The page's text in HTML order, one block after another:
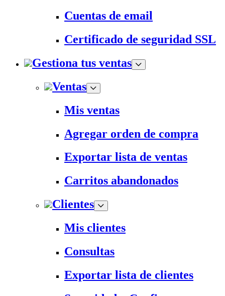
Cuentas de email
Certificado de seguridad SSL
Gestiona tus ventas
Ventas
Mis ventas
Agregar orden de compra
Exportar lista de ventas
Carritos abandonados
Clientes
Mis clientes
Consultas
Exportar lista de clientes